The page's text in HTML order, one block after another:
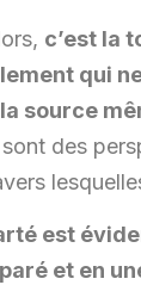
c’est la
qui
source
des
est
et en